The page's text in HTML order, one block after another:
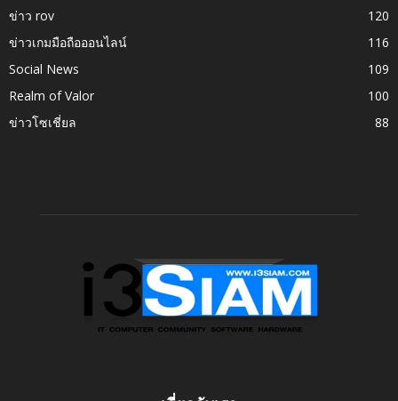
ข่าว rov
120
ข่าวเกมมือถือออนไลน์
116
Social News
109
Realm of Valor
100
ข่าวโซเชี่ยล
88